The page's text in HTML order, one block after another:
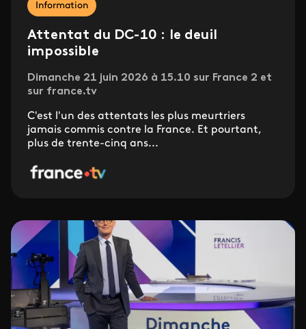
Information
Attentat du DC-10 : le deuil
impossible
Dimanche 21 juin 2026 à 15.10 sur France 2 et
sur france.tv
C'est l'un des attentats les plus meurtriers
jamais commis contre la France. Et pourtant,
plus de trente-cinq ans...